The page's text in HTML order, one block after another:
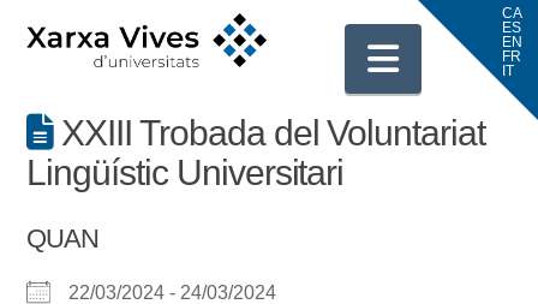
XXIII Trobada del Voluntariat
Lingüístic Universitari
QUAN
22/03/2024 - 24/03/2024